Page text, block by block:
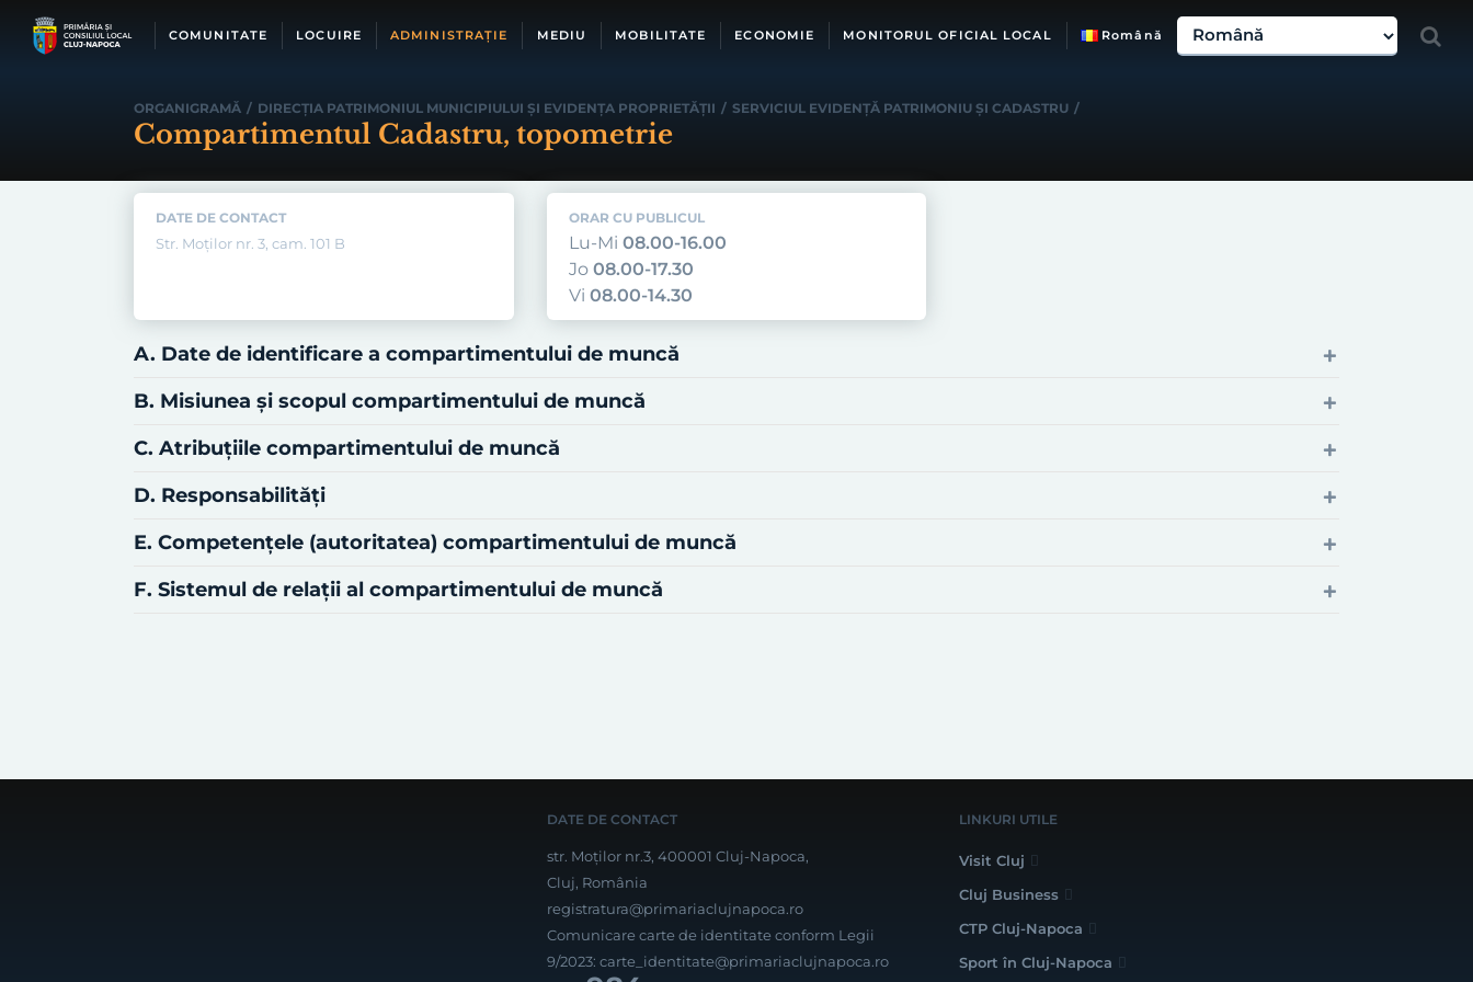
COMUNITATE LOCUIRE ADMINISTRAȚIE MEDIU MOBILITATE ECONOMIE MONITORUL OFICIAL LOCAL Română
ORGANIGRAMĂ / DIRECŢIA PATRIMONIUL MUNICIPIULUI ŞI EVIDENŢA PROPRIETĂŢII / SERVICIUL EVIDENŢĂ PATRIMONIU ŞI CADASTRU /
Compartimentul Cadastru, topometrie
DATE DE CONTACT
Str. Moţilor nr. 3, cam. 101 B
ORAR CU PUBLICUL
Lu-Mi 08.00-16.00
Jo 08.00-17.30
Vi 08.00-14.30
A. Date de identificare a compartimentului de muncă
B. Misiunea şi scopul compartimentului de muncă
C. Atribuţiile compartimentului de muncă
D. Responsabilităţi
E. Competenţele (autoritatea) compartimentului de muncă
F. Sistemul de relaţii al compartimentului de muncă
DATE DE CONTACT
str. Moților nr.3, 400001 Cluj-Napoca,
Cluj, România
registratura@primariaclujnapoca.ro
Comunicare carte de identitate conform Legii
9/2023: carte_identitate@primariaclujnapoca.ro
LINKURI UTILE
Visit Cluj
Cluj Business
CTP Cluj-Napoca
Sport în Cluj-Napoca